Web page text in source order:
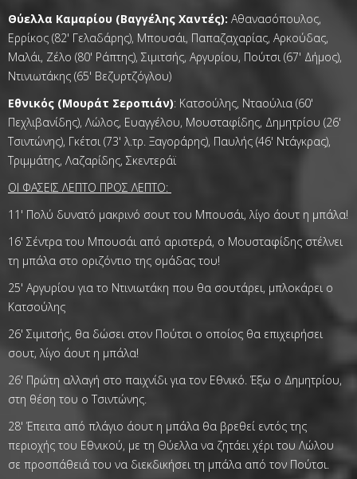
Θύελλα Καμαρίου (Βαγγέλης Χαντές): Αθανασόπουλος,
Ερρίκος (82' Γελαδάρης), Μπουσάι, Παπαζαχαρίας, Αρκούδας,
Μαλάι, Ζέλο (80' Ράπτης), Σιμιτσής, Αργυρίου, Πούτσι (67' Δήμος),
Ντινιωτάκης (65' Βεζυρτζόγλου)
Εθνικός (Μουράτ Σεροπιάν): Κατσούλης, Νταούλια (60'
Πεχλιβανίδης), Λώλος, Ευαγγέλου, Μουσταφίδης, Δημητρίου (26'
Τσιντώνης), Γκέτσι (73' λ.τρ. Ξαγοράρης), Παυλής (46' Ντάγκρας),
Τριμμάτης, Λαζαρίδης, Σκεντεράϊ
ΟΙ ΦΑΣΕΙΣ ΛΕΠΤΟ ΠΡΟΣ ΛΕΠΤΟ:
11' Πολύ δυνατό μακρινό σουτ του Μπουσάι, λίγο άουτ η μπάλα!
16' Σέντρα του Μπουσάι από αριστερά, ο Μουσταφίδης στέλνει
τη μπάλα στο οριζόντιο της ομάδας του!
25' Αργυρίου για το Ντινιωτάκη που θα σουτάρει, μπλοκάρει ο
Κατσούλης
26' Σιμιτσής, θα δώσει στον Πούτσι ο οποίος θα επιχειρήσει
σουτ, λίγο άουτ η μπάλα!
26' Πρώτη αλλαγή στο παιχνίδι για τον Εθνικό. Έξω ο Δημητρίου,
στη θέση του ο Τσιντώνης.
28' Έπειτα από πλάγιο άουτ η μπάλα θα βρεθεί εντός της
περιοχής του Εθνικού, με τη Θύελλα να ζητάει χέρι του Λώλου
σε προσπάθειά του να διεκδικήσει τη μπάλα από τον Πούτσι.